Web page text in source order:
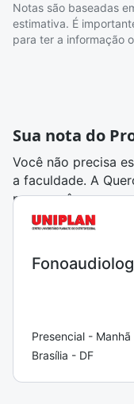
Notas são baseadas
estimativa. É
para ter a informação
Sua nota do
Você não precisa
a faculdade. A
para você:
Presencial - Manhã
Brasília - DF